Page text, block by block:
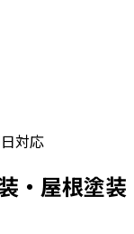
対応
・屋根塗装